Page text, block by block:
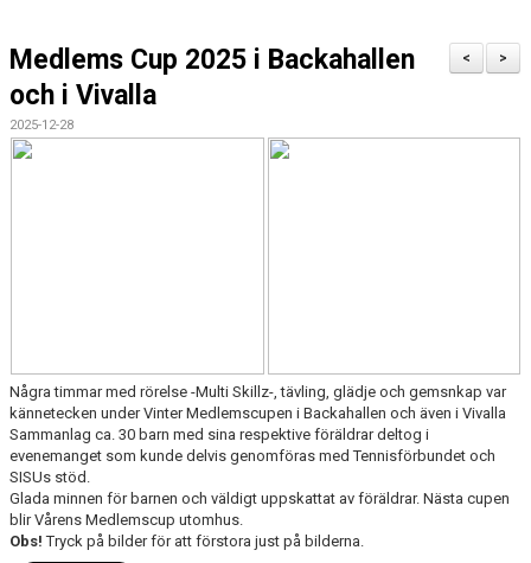
TRÄNARE & LEDARE
ANMÄL DIG TILL SOMMAR TENNIS
>
<
Medlems Cup 2025 i Backahallen
och i Vivalla
2025-12-28
Några timmar med rörelse -Multi Skillz-, tävling, glädje och gemsnkap var
kännetecken under Vinter Medlemscupen i Backahallen och även i Vivalla
Sammanlag ca. 30 barn med sina respektive föräldrar deltog i
evenemanget som kunde delvis genomföras med Tennisförbundet och
SISUs stöd.
Glada minnen för barnen och väldigt uppskattat av föräldrar. Nästa cupen
blir Vårens Medlemscup utomhus.
Obs! Tryck på bilder för att förstora just på bilderna.